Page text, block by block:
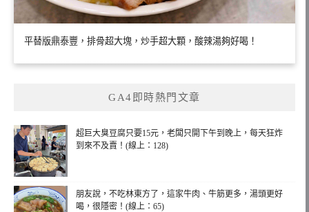
平替版鼎泰豐，排骨超大塊，炒手超大顆，酸辣湯夠好喝！
GA4即時熱門文章
超巨大臭豆腐只要15元，老闆只開下午到晚上，每天狂炸
到來不及賣！(線上：128)
朋友說，不吃林東方了，這家牛肉、牛筋更多，湯頭更好
喝，很隱密！(線上：65)